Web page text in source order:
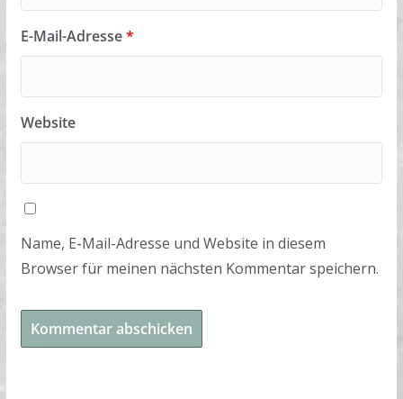
E-Mail-Adresse*
Website
Name, E-Mail-Adresse und Website in diesem
Browser für meinen nächsten Kommentar speichern.